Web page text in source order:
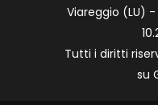
Viareggio (LU)
Tutti i diritti
su